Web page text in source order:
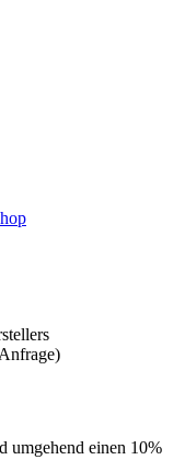
umgehend einen 10%